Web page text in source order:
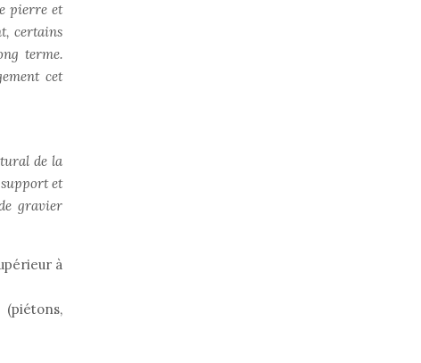
pierre et
certains
terme.
cet
de la
et
gravier
à
(piétons,